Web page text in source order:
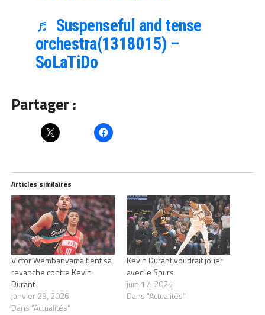
♬ Suspenseful and tense
orchestra(1318015) –
SoLaTiDo
Partager :
Articles similaires
Victor Wembanyama tient sa
revanche contre Kevin
Durant
janvier 29, 2026
Dans "Actualités"
Kevin Durant voudrait jouer
avec le Spurs
juin 17, 2025
Dans "Actualités"